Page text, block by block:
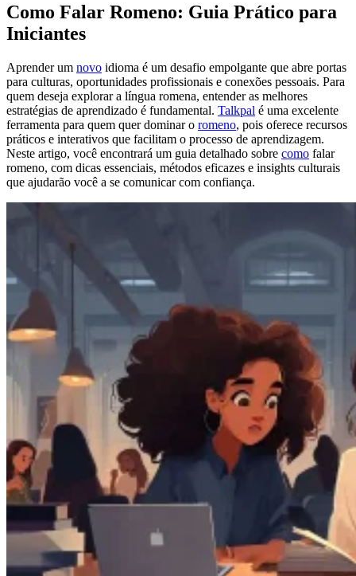
Como Falar Romeno: Guia Prático para
Iniciantes
Aprender um novo idioma é um desafio empolgante que abre portas
para culturas, oportunidades profissionais e conexões pessoais. Para
quem deseja explorar a língua romena, entender as melhores
estratégias de aprendizado é fundamental. Talkpal é uma excelente
ferramenta para quem quer dominar o romeno, pois oferece recursos
práticos e interativos que facilitam o processo de aprendizagem.
Neste artigo, você encontrará um guia detalhado sobre como falar
romeno, com dicas essenciais, métodos eficazes e insights culturais
que ajudarão você a se comunicar com confiança.